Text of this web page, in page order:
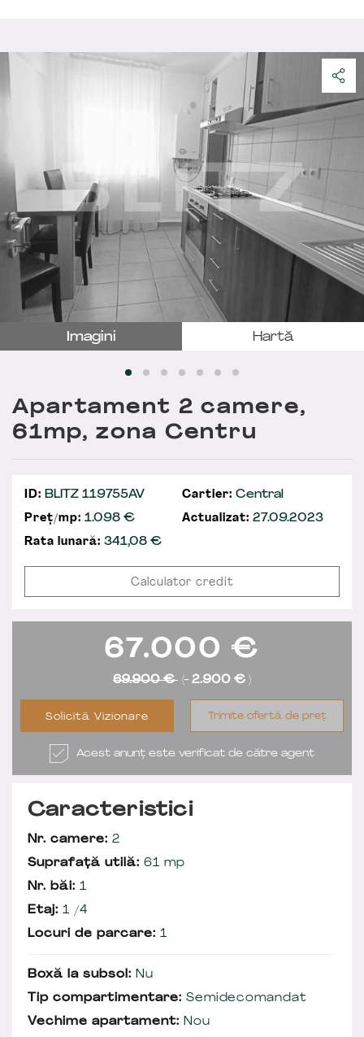
Imagini Hartă
Apartament 2 camere,
61mp, zona Centru
ID: BLITZ 119755AV Cartier: Central
Preț/mp: 1.098 € Actualizat: 27.09.2023
Rata lunară: 341,08€
Calculator credit
67.000 €
69.900 € (- 2.900 € )
Solicită Vizionare Trimite ofertă de preț
Acest anunț este verificat de către agent
Caracteristici
Nr. camere: 2
Suprafață utilă: 61 mp
Nr. băi: 1
Etaj: 1 /4
Locuri de parcare: 1
Boxă la subsol: Nu
Tip compartimentare: Semidecomandat
Vechime apartament: Nou